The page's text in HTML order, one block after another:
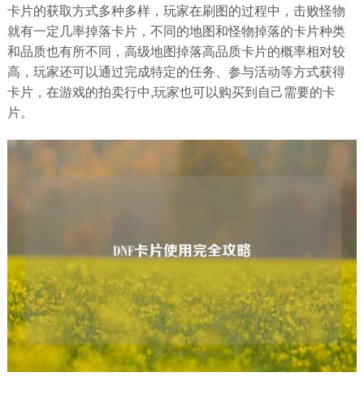
卡片的获取方式多种多样，玩家在刷图的过程中，击败怪物
就有一定几率掉落卡片，不同的地图和怪物掉落的卡片种类
和品质也有所不同，高级地图掉落高品质卡片的概率相对较
高，玩家还可以通过完成特定的任务、参与活动等方式获得
卡片，在游戏的拍卖行中,玩家也可以购买到自己需要的卡
片。